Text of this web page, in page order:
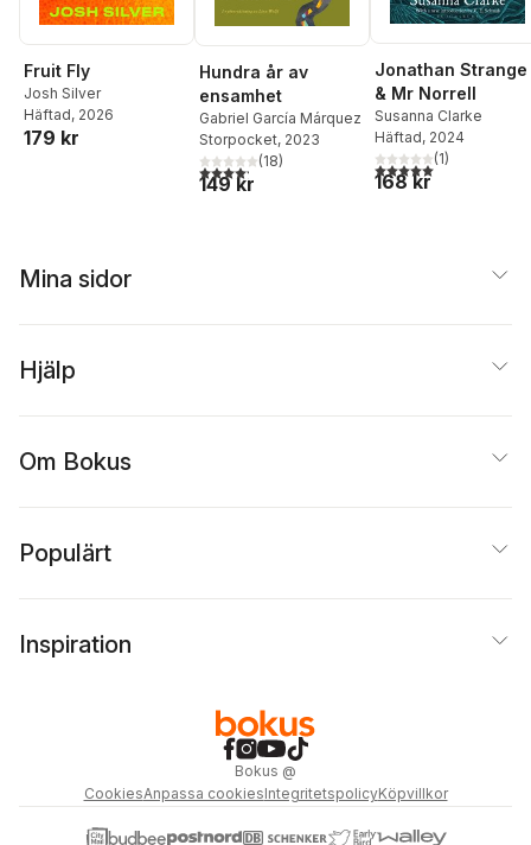
Fruit Fly
Josh Silver
Häftad, 2026
179 kr
Hundra år av
ensamhet
Gabriel García Márquez
Storpocket, 2023
4,2utav 5 stjärnor. Totalt antal röster:
(18)
149 kr
Jonathan Strange
& Mr Norrell
Susanna Clarke
Häftad, 2024
5,0utav 5 stjärnor.
(1)
168 kr
Mina sidor
Hjälp
Om Bokus
Populärt
Inspiration
Bokus @
CookiesAnpassa cookiesIntegritetspolicyKöpvillkor